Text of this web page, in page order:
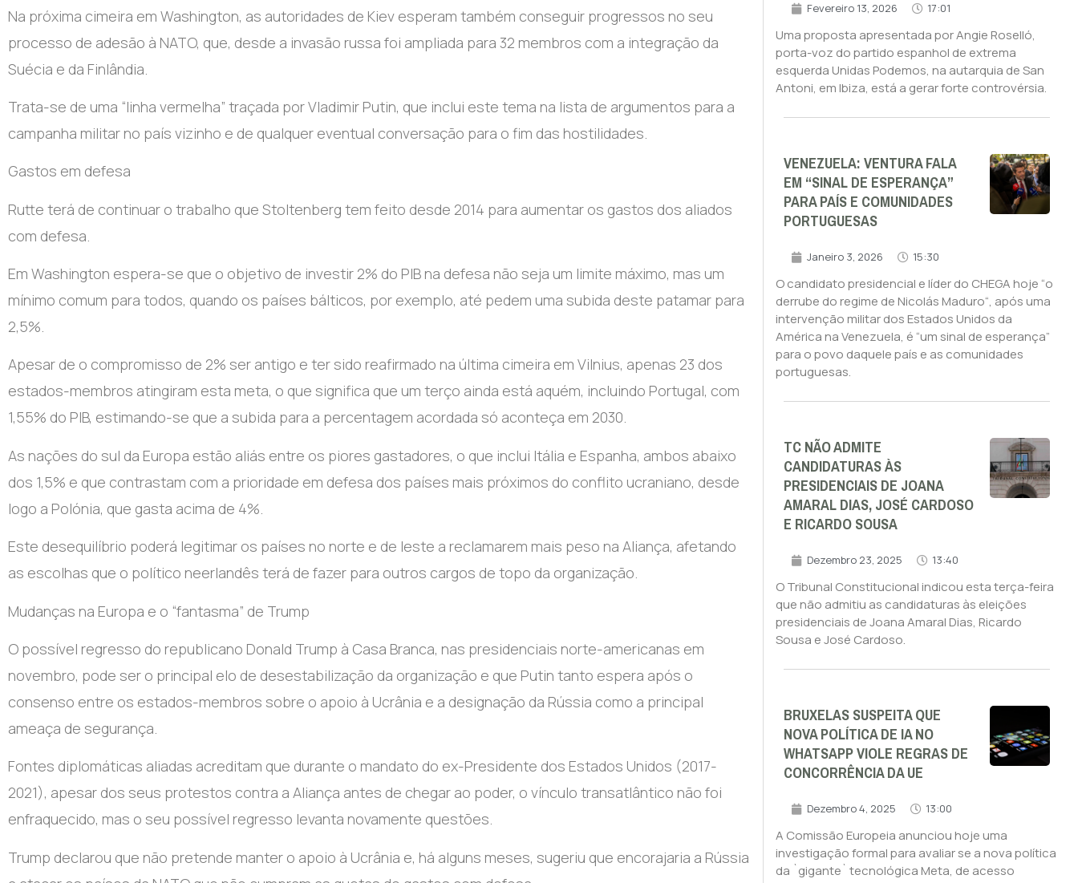
Na próxima cimeira em Washington, as autoridades de Kiev esperam também conseguir progressos no seu
processo de adesão à NATO, que, desde a invasão russa foi ampliada para 32 membros com a integração da
Suécia e da Finlândia.
Trata-se de uma “linha vermelha” traçada por Vladimir Putin, que inclui este tema na lista de argumentos para a
campanha militar no país vizinho e de qualquer eventual conversação para o fim das hostilidades.
Gastos em defesa
Rutte terá de continuar o trabalho que Stoltenberg tem feito desde 2014 para aumentar os gastos dos aliados
com defesa.
Em Washington espera-se que o objetivo de investir 2% do PIB na defesa não seja um limite máximo, mas um
mínimo comum para todos, quando os países bálticos, por exemplo, até pedem uma subida deste patamar para
2,5%.
Apesar de o compromisso de 2% ser antigo e ter sido reafirmado na última cimeira em Vilnius, apenas 23 dos
estados-membros atingiram esta meta, o que significa que um terço ainda está aquém, incluindo Portugal, com
1,55% do PIB, estimando-se que a subida para a percentagem acordada só aconteça em 2030.
As nações do sul da Europa estão aliás entre os piores gastadores, o que inclui Itália e Espanha, ambos abaixo
dos 1,5% e que contrastam com a prioridade em defesa dos países mais próximos do conflito ucraniano, desde
logo a Polónia, que gasta acima de 4%.
Este desequilíbrio poderá legitimar os países no norte e de leste a reclamarem mais peso na Aliança, afetando
as escolhas que o político neerlandês terá de fazer para outros cargos de topo da organização.
Mudanças na Europa e o “fantasma” de Trump
O possível regresso do republicano Donald Trump à Casa Branca, nas presidenciais norte-americanas em
novembro, pode ser o principal elo de desestabilização da organização e que Putin tanto espera após o
consenso entre os estados-membros sobre o apoio à Ucrânia e a designação da Rússia como a principal
ameaça de segurança.
Fontes diplomáticas aliadas acreditam que durante o mandato do ex-Presidente dos Estados Unidos (2017-
2021), apesar dos seus protestos contra a Aliança antes de chegar ao poder, o vínculo transatlântico não foi
enfraquecido, mas o seu possível regresso levanta novamente questões.
Trump declarou que não pretende manter o apoio à Ucrânia e, há alguns meses, sugeriu que encorajaria a Rússia
Fevereiro 13, 2026 17:01
Uma proposta apresentada por Angie Roselló,
porta-voz do partido espanhol de extrema
esquerda Unidas Podemos, na autarquia de San
Antoni, em Ibiza, está a gerar forte controvérsia.
VENEZUELA: VENTURA FALA
EM “SINAL DE ESPERANÇA”
PARA PAÍS E COMUNIDADES
PORTUGUESAS
Janeiro 3, 2026 15:30
O candidato presidencial e líder do CHEGA hoje “o
derrube do regime de Nicolás Maduro“, após uma
intervenção militar dos Estados Unidos da
América na Venezuela, é “um sinal de esperança”
para o povo daquele país e as comunidades
portuguesas.
TC NÃO ADMITE
CANDIDATURAS ÀS
PRESIDENCIAIS DE JOANA
AMARAL DIAS, JOSÉ CARDOSO
E RICARDO SOUSA
Dezembro 23, 2025 13:40
O Tribunal Constitucional indicou esta terça-feira
que não admitiu as candidaturas às eleições
presidenciais de Joana Amaral Dias, Ricardo
Sousa e José Cardoso.
BRUXELAS SUSPEITA QUE
NOVA POLÍTICA DE IA NO
WHATSAPP VIOLE REGRAS DE
CONCORRÊNCIA DA UE
Dezembro 4, 2025 13:00
A Comissão Europeia anunciou hoje uma
investigação formal para avaliar se a nova política
da `gigante` tecnológica Meta, de acesso